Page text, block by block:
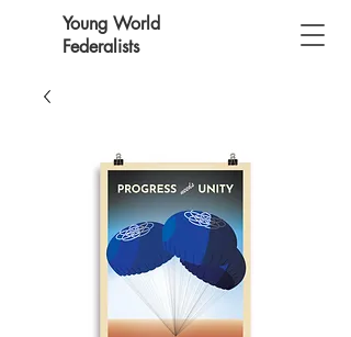
Young World
Federalists